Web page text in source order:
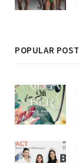
POPULAR